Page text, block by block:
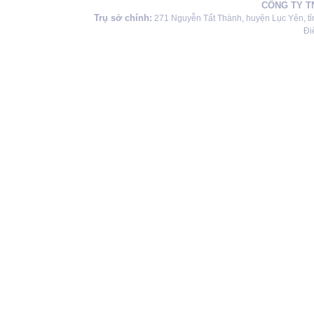
CÔNG TY
Trụ sở chính: 271 Nguyễn Tất Thành, huyện Lục Yên,